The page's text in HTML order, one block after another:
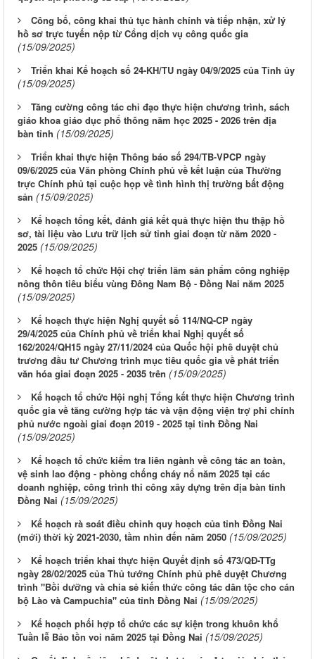
Công bố, công khai thủ tục hành chính và tiếp nhận, xử lý
hồ sơ trực tuyến nộp từ Cổng dịch vụ công quốc gia
(15/09/2025)
Triển khai Kế hoạch số 24-KH/TU ngày 04/9/2025 của Tỉnh ủy
(15/09/2025)
Tăng cường công tác chỉ đạo thực hiện chương trình, sách
giáo khoa giáo dục phổ thông năm học 2025 - 2026 trên địa
bàn tỉnh (15/09/2025)
Triển khai thực hiện Thông báo số 294/TB-VPCP ngày
09/6/2025 của Văn phòng Chính phủ về kết luận của Thường
trực Chính phủ tại cuộc họp về tình hình thị trường bất động
sản (15/09/2025)
Kế hoạch tổng kết, đánh giá kết quả thực hiện thu thập hồ
sơ, tài liệu vào Lưu trữ lịch sử tỉnh giai đoạn từ năm 2020 -
2025 (15/09/2025)
Kế hoạch tổ chức Hội chợ triển lãm sản phẩm công nghiệp
nông thôn tiêu biểu vùng Đông Nam Bộ - Đồng Nai năm 2025
(15/09/2025)
Kế hoạch thực hiện Nghị quyết số 114/NQ-CP ngày
29/4/2025 của Chính phủ về triển khai Nghị quyết số
162/2024/QH15 ngày 27/11/2024 của Quốc hội phê duyệt chủ
trương đầu tư Chương trình mục tiêu quốc gia về phát triển
văn hóa giai đoạn 2025 - 2035 trên (15/09/2025)
Kế hoạch tổ chức Hội nghị Tổng kết thực hiện Chương trình
quốc gia về tăng cường hợp tác và vận động viện trợ phi chính
phủ nước ngoài giai đoạn 2019 - 2025 tại tỉnh Đồng Nai
(15/09/2025)
Kế hoạch tổ chức kiểm tra liên ngành về công tác an toàn,
vệ sinh lao động - phòng chống cháy nổ năm 2025 tại các
doanh nghiệp, công trình thi công xây dựng trên địa bàn tỉnh
Đồng Nai (15/09/2025)
Kế hoạch rà soát điều chỉnh quy hoạch của tỉnh Đồng Nai
(mới) thời kỳ 2021-2030, tầm nhìn đến năm 2050 (15/09/2025)
Kế hoạch triển khai thực hiện Quyết định số 473/QĐ-TTg
ngày 28/02/2025 của Thủ tướng Chính phủ phê duyệt Chương
trình "Bồi dưỡng và chia sẻ kiến thức công tác dân tộc cho cán
bộ Lào và Campuchia" của tỉnh Đồng Nai (15/09/2025)
Kế hoạch phối hợp tổ chức các sự kiện trong khuôn khổ
Tuần lễ Bảo tồn voi năm 2025 tại Đồng Nai (15/09/2025)